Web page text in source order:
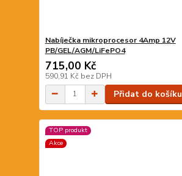
Nabíječka mikroprocesor 4Amp 12V
PB/GEL/AGM/LiFePO4
715,00 Kč
590,91 Kč bez DPH
Přidat do košíku
TOP produkt
Akce